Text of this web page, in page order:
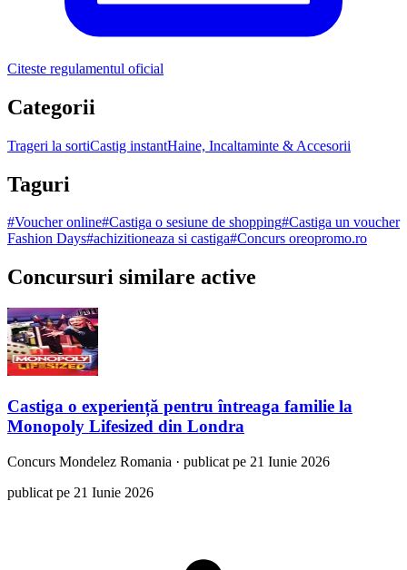
Citeste regulamentul oficial
Categorii
Trageri la sortiCastig instantHaine, Incaltaminte & Accesorii
Taguri
#Voucher online#Castiga o sesiune de shopping#Castiga un voucher
Fashion Days#achizitioneaza si castiga#Concurs oreopromo.ro
Concursuri similare active
Castiga o experiență pentru întreaga familie la
Monopoly Lifesized din Londra
Concurs Mondelez Romania · publicat pe 21 Iunie 2026
publicat pe 21 Iunie 2026